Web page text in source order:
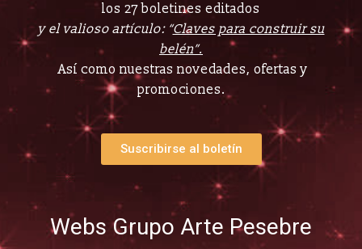
los 27 boletines editados
y el valioso artículo: “Claves para construir su
belén”.
Así como nuestras novedades, ofertas y
promociones.
Suscribirse al boletín
Webs Grupo Arte Pesebre